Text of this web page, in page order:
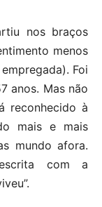
nos braços
menos
Foi
anos. Mas não
reconhecido à
mais e mais
mundo afora.
com a